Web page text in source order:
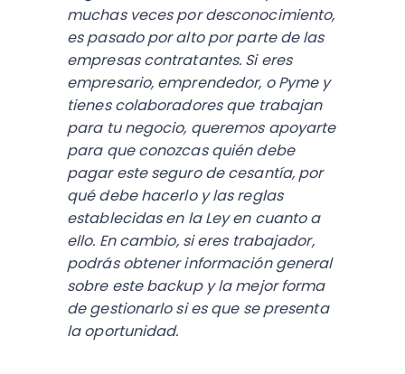
muchas veces por desconocimiento,
es pasado por alto por parte de las
empresas contratantes. Si eres
empresario, emprendedor, o Pyme y
tienes colaboradores que trabajan
para tu negocio, queremos apoyarte
para que conozcas quién debe
pagar este seguro de cesantía, por
qué debe hacerlo y las reglas
establecidas en la Ley en cuanto a
ello. En cambio, si eres trabajador,
podrás obtener información general
sobre este backup y la mejor forma
de gestionarlo si es que se presenta
la oportunidad.